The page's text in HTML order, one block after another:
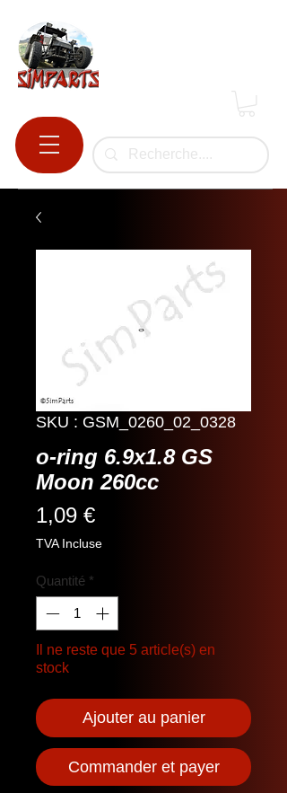
SKU : GSM_0260_02_0328
o-ring 6.9x1.8 GS
Moon 260cc
1,09 €Prix
TVA Incluse
Quantité *
Il ne reste que 5 article(s) en
stock
Ajouter au panier
Commander et payer